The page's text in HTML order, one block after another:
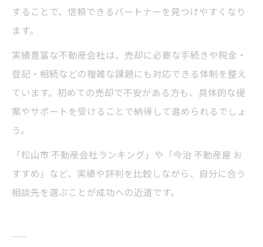
することで、信頼できるパートナーを見つけやすくなり
ます。
実績豊富な不動産会社は、売却に必要な手続きや税金・
登記・相続などの複雑な課題にも対応できる体制を整え
ています。初めての売却で不安がある方も、具体的な提
案やサポートを受けることで納得して進められるでしょ
う。
「松山市 不動産会社ランキング」や「今治 不動産屋 お
すすめ」など、実績や評判を比較しながら、自分に合う
相談先を選ぶことが成功への近道です。